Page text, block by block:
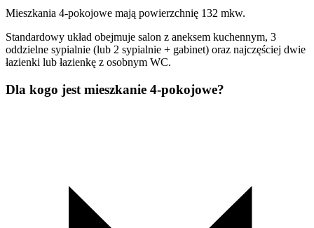
Mieszkania 4-pokojowe mają powierzchnię 132 mkw.
Standardowy układ obejmuje salon z aneksem kuchennym, 3
oddzielne sypialnie (lub 2 sypialnie + gabinet) oraz najczęściej dwie
łazienki lub łazienkę z osobnym WC.
Dla kogo jest mieszkanie 4-pokojowe?